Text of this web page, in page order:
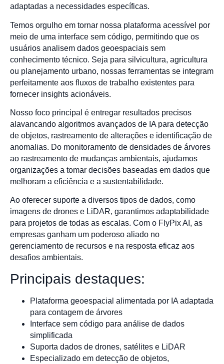
adaptadas a necessidades específicas.
Temos orgulho em tornar nossa plataforma acessível por
meio de uma interface sem código, permitindo que os
usuários analisem dados geoespaciais sem
conhecimento técnico. Seja para silvicultura, agricultura
ou planejamento urbano, nossas ferramentas se integram
perfeitamente aos fluxos de trabalho existentes para
fornecer insights acionáveis.
Nosso foco principal é entregar resultados precisos
alavancando algoritmos avançados de IA para detecção
de objetos, rastreamento de alterações e identificação de
anomalias. Do monitoramento de densidades de árvores
ao rastreamento de mudanças ambientais, ajudamos
organizações a tomar decisões baseadas em dados que
melhoram a eficiência e a sustentabilidade.
Ao oferecer suporte a diversos tipos de dados, como
imagens de drones e LiDAR, garantimos adaptabilidade
para projetos de todas as escalas. Com o FlyPix AI, as
empresas ganham um poderoso aliado no
gerenciamento de recursos e na resposta eficaz aos
desafios ambientais.
Principais destaques:
Plataforma geoespacial alimentada por IA adaptada
para contagem de árvores
Interface sem código para análise de dados
simplificada
Suporta dados de drones, satélites e LiDAR
Especializado em detecção de objetos,